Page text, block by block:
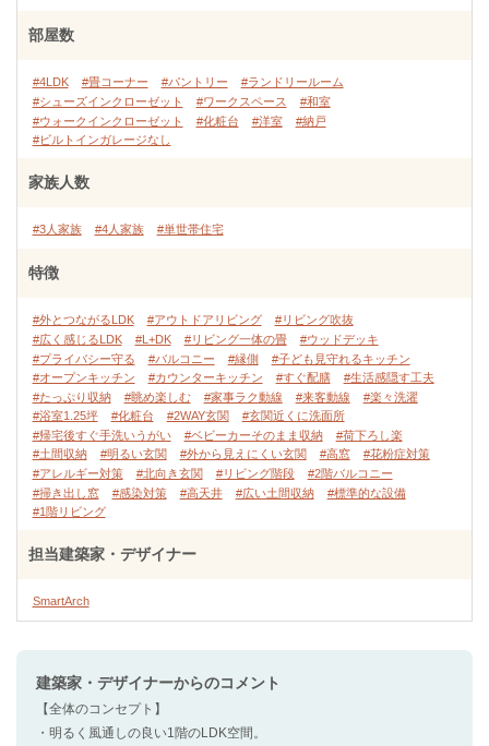
部屋数
#4LDK #畳コーナー #パントリー
#ランドリールーム
#シューズインクローゼット
#ワークスペース
#和室
#ウォークインクローゼット
#化粧台 #洋室
#納戸
#ビルトインガレージなし
家族人数
#3人家族 #4人家族 #単世帯住宅
特徴
#外とつながるLDK #アウトドアリビング
#リビング吹抜
#広く感じるLDK
#L+DK #リビング一体の畳
#ウッドデッキ
#プライバシー守る
#バルコニー #縁側
#子ども見守れるキッチン
#オープンキッチン
#カウンターキッチン #すぐ配膳
#生活感隠す工夫
#たっぷり収納
#眺め楽しむ #家事ラク動線 #来客動線
#楽々洗濯
#浴室1.25坪
#化粧台 #2WAY玄関
#玄関近くに洗面所
#帰宅後すぐ手洗いうがい
#ベビーカーそのまま収納
#荷下ろし楽
#土間収納
#明るい玄関 #外から見えにくい玄関 #高窓
#花粉症対策
#アレルギー対策
#北向き玄関 #リビング階段
#2階バルコニー
#掃き出し窓
#感染対策 #高天井 #広い土間収納
#標準的な設備
#1階リビング
担当建築家・デザイナー
SmartArch
建築家・デザイナーからのコメント
【全体のコンセプト】
・明るく風通しの良い1階のLDK空間。